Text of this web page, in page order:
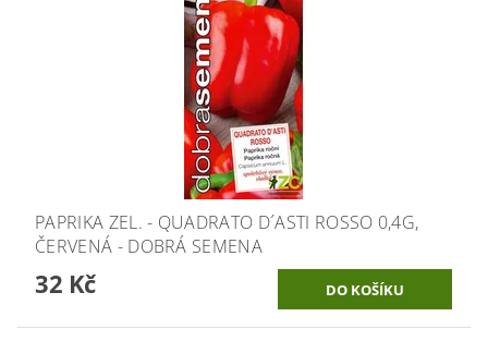
PAPRIKA ZEL. - QUADRATO D´ASTI ROSSO 0,4G,
ČERVENÁ - DOBRÁ SEMENA
32 Kč